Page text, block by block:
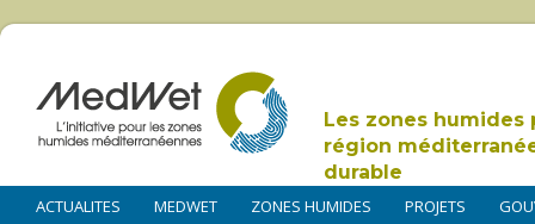
Les zones humides
région
durable
ACTUALITES MEDWET ZONES HUMIDES PROJETS